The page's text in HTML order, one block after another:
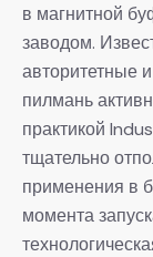
в магнитной
заводом.
авторитетные
пилмань
практикой
тщательно
применения в
момента